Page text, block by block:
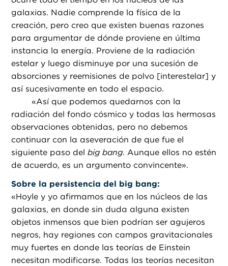
galaxias. Nadie comprende la física de la
creación, pero creo que existen buenas razones
para argumentar de dónde proviene en última
instancia la energía. Proviene de la radiación
estelar y luego disminuye por una sucesión de
absorciones y reemisiones de polvo [interestelar] y
así sucesivamente en todo el espacio.
«Así que podemos quedarnos con la
radiación del fondo cósmico y todas las hermosas
observaciones obtenidas, pero no debemos
continuar con la aseveración de que fue el
siguiente paso delbig bang. Aunque ellos no estén
de acuerdo, es un argumento convincente».
Sobre la persistencia del big bang:
«Hoyle y yo afirmamos que en los núcleos de las
galaxias, en donde sin duda alguna existen
objetos inmensos que bien podrían ser agujeros
negros, hay regiones con campos gravitacionales
muy fuertes en donde las teorías de Einstein
necesitan modificarse. Todas las teorías necesitan